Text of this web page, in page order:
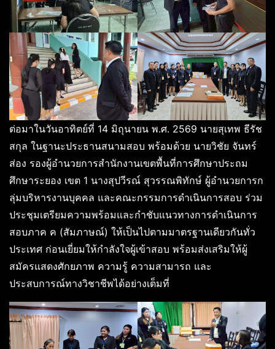
ต่อมาในวันอาทิตย์ที่ 14 มิถุนายน พ.ศ. 2569 นายสุเทพ ธีรัช
สกุล ในฐานะประธานสนามสอบ พร้อมด้วย นายวิชัย จันทร์
ส่อง รองผู้อำนวยการสำนักงานเขตพื้นที่การศึกษาประถม
ศึกษาระยอง เขต 1 นางสุปวีรณ์ สุวรรณพิทักษ์ ผู้อำนวยการก
ลุ่มบริหารงานบุคคล และคณะกรรมการดำเนินการสอบ ร่วม
ประชุมเตรียมความพร้อมและกำชับแนวทางการดำเนินการ
สอบภาค ค (สัมภาษณ์) ให้เป็นไปตามมาตรฐานเดียวกันทั่ว
ประเทศ ก่อนเยี่ยมให้กำลังใจผู้เข้าสอบ พร้อมส่งเสริมให้ผู้
สมัครแสดงศักยภาพ ความรู้ ความสามารถ และ
ประสบการณ์ทางวิชาชีพได้อย่างเต็มที่